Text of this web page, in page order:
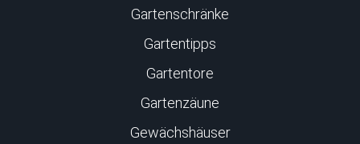
Gartenschränke
Gartentipps
Gartentore
Gartenzäune
Gewächshäuser